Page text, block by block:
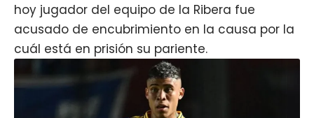
hoy jugador del equipo de la Ribera fue
acusado de encubrimiento en la causa por la
cuál está en prisión su pariente.